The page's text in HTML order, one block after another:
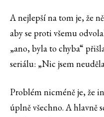
A nejlepší na tom je, že
aby se proti všemu
„ano, byla to chyba“
seriálu: „Nic jsem
Problém nicméně je, že
úplně všechno. A hlavně